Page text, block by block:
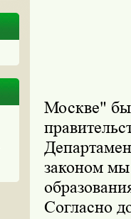
Москве"
законом мы
Согласно